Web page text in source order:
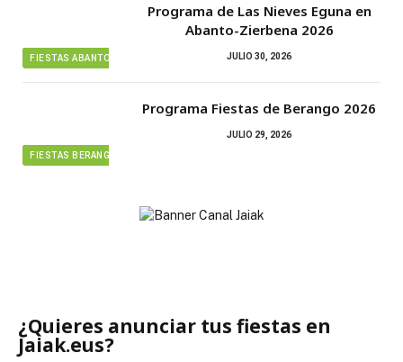
FIESTAS ABANTO ZIERBENA
Programa de Las Nieves Eguna en
Abanto-Zierbena 2026
JULIO 30, 2026
FIESTAS BERANGO
Programa Fiestas de Berango 2026
JULIO 29, 2026
¿Quieres anunciar tus fiestas en
Jaiak.eus?